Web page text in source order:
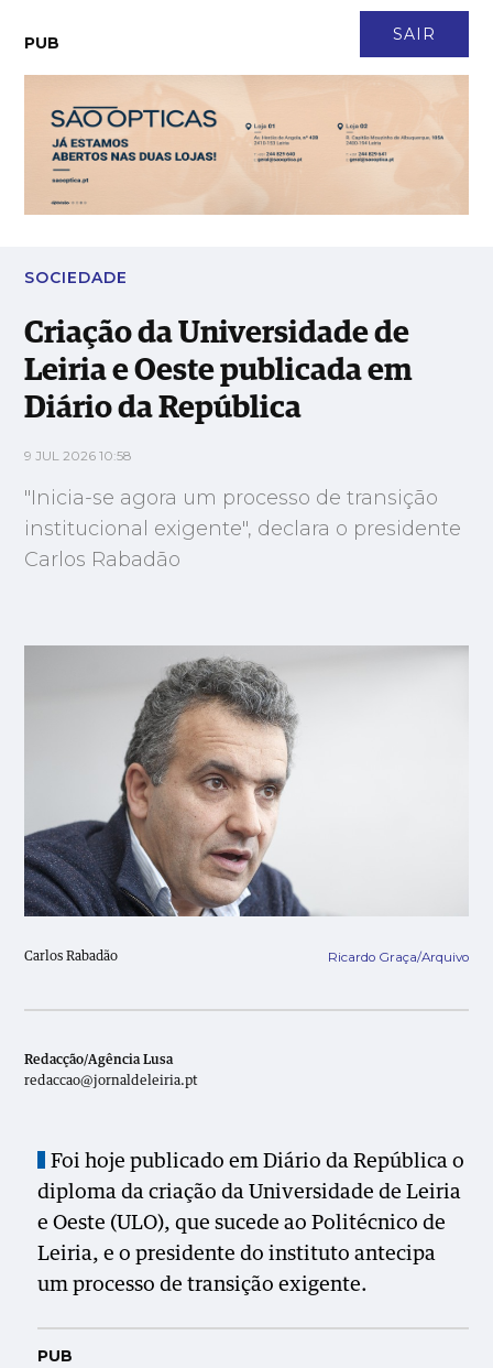
SAIR
PUB
Criação da Universidade de Leiria e Oeste publicada em Diário
da República
SOCIEDADE
Criação da Universidade de
Leiria e Oeste publicada em
Diário da República
9 JUL 2026 10:58
"Inicia-se agora um processo de transição
institucional exigente", declara o presidente
Carlos Rabadão
Carlos Rabadão Ricardo Graça/Arquivo
Redacção/Agência Lusa
redaccao@jornaldeleiria.pt
Foi hoje publicado em Diário da República o
diploma da criação da Universidade de Leiria
e Oeste (ULO), que sucede ao Politécnico de
Leiria, e o presidente do instituto antecipa
um processo de transição exigente.
PUB